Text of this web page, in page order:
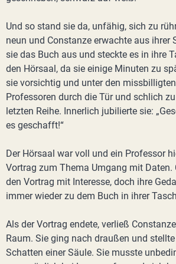
Und so stand sie da, unfähig, sich zu
neun und Constanze erwachte aus ihrer
sie das Buch aus und steckte es in ihre
den Hörsaal, da sie einige Minuten zu
sie vorsichtig und unter den
Professoren durch die Tür und schlich
letzten Reihe. Innerlich jubilierte sie:
es geschafft!“
Der Hörsaal war voll und ein Professor
Vortrag zum Thema Umgang mit Daten.
den Vortrag mit Interesse, doch ihre
immer wieder zu dem Buch in ihrer
Als der Vortrag endete, verließ
Raum. Sie ging nach draußen und
Schatten einer Säule. Sie musste